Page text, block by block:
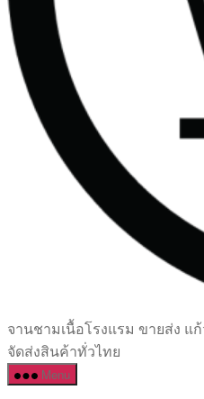
เซรามิค
ครบ
ครัน
จานชามเนื้อโรงแรม ขายส่ง
จัดส่งสินค้าทั่วไทย
Menu